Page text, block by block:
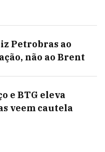
Petrobras ao
não ao Brent
e BTG eleva
veem cautela